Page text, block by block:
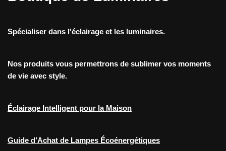
Spécialiser dans l'éclairage et les luminaires.
Nos produits vous permettrons de sublimer vos moments
de vie avec style.
Éclairage Intelligent pour la Maison
Guide d’Achat de Lampes Écoénergétiques